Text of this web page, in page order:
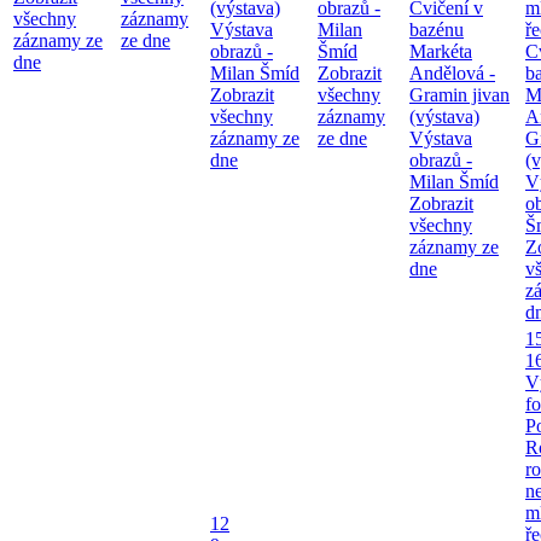
všechny
záznamy ze
dne
záznamy
ze dne
(výstava)
Výstava
obrazů -
Milan Šmíd
Zobrazit
všechny
záznamy ze
dne
obrazů -
Milan
Šmíd
Zobrazit
všechny
záznamy
ze dne
Cvičení v
bazénu
Markéta
Andělová -
Gramin jivan
(výstava)
Výstava
obrazů -
Milan Šmíd
Zobrazit
všechny
záznamy ze
dne
12